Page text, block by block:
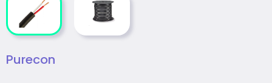
Purecon